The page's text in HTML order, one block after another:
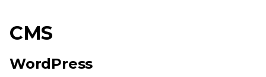
CMS
WordPress